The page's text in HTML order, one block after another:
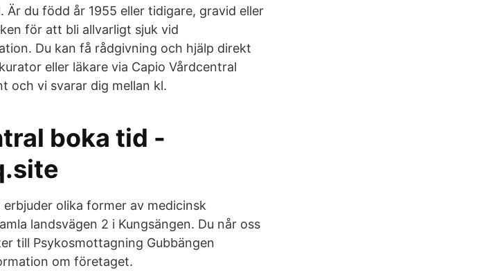
du född år 1955 eller tidigare, gravid eller
för att bli allvarligt sjuk vid
Du kan få rådgivning och hjälp direkt
eller läkare via Capio Vårdcentral
och vi svarar dig mellan kl.
boka tid -
olika former av medicinsk
landsvägen 2 i Kungsängen. Du når oss
till Psykosmottagning Gubbängen
om företaget.